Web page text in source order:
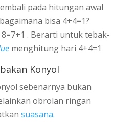
pada hitungan awal
bisa 4+4=1?
8=7+1 . Berarti untuk tebak-
menghitung hari 4+4=1
Konyol
sebenarnya bukan
obrolan ringan
suasana.